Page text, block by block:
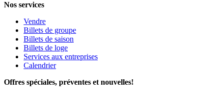
Nos services
Vendre
Billets de groupe
Billets de saison
Billets de loge
Services aux entreprises
Calendrier
Offres spéciales, préventes et nouvelles!